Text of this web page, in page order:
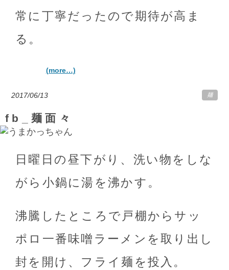
常に丁寧だったので期待が高ま
る。
(more…)
2017/06/13 麺
fb_麺面々
日曜日の昼下がり、洗い物をしな
がら小鍋に湯を沸かす。
沸騰したところで戸棚からサッ
ポロ一番味噌ラーメンを取り出し
封を開け、フライ麺を投入。